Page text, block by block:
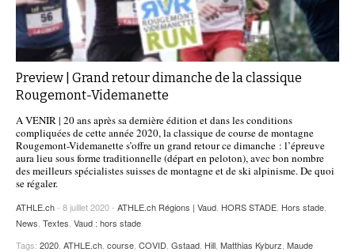
Preview | Grand retour dimanche de la classique
Rougemont-Videmanette
A VENIR | 20 ans après sa dernière édition et dans les conditions
compliquées de cette année 2020, la classique de course de montagne
Rougemont-Videmanette s’offre un grand retour ce dimanche : l’épreuve
aura lieu sous forme traditionnelle (départ en peloton), avec bon nombre
des meilleurs spécialistes suisses de montagne et de ski alpinisme. De quoi
se régaler.
ATHLE.ch- 8 juillet 2020 - ATHLE.ch Régions | Vaud HORS STADE Hors stade
News Textes Vaud : hors stade
Tags: 2020 ATHLE.ch course COVID Gstaad Hill Matthias Kyburz Maude